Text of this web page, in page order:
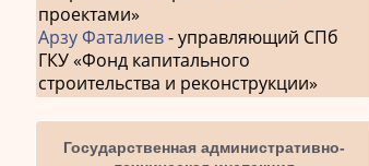
проектами»
Арзу Фаталиев- управляющий СПб
ГКУ «Фонд капитального
строительства и реконструкции»
Государственная административно-